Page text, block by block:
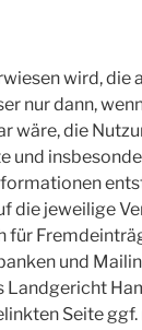
wird, die
nur dann,
wäre, die
und
die jeweilige
für
und
Landgericht
Seite